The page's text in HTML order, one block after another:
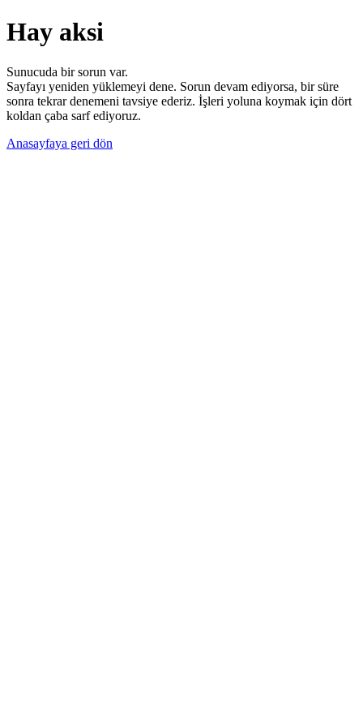
Hay aksi
Sunucuda bir sorun var.
Sayfayı yeniden yüklemeyi dene. Sorun devam ediyorsa, bir süre
sonra tekrar denemeni tavsiye ederiz. İşleri yoluna koymak için dört
koldan çaba sarf ediyoruz.
Anasayfaya geri dön